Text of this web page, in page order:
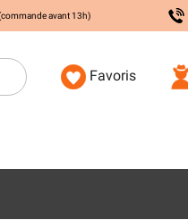
avant 13h)
Favoris